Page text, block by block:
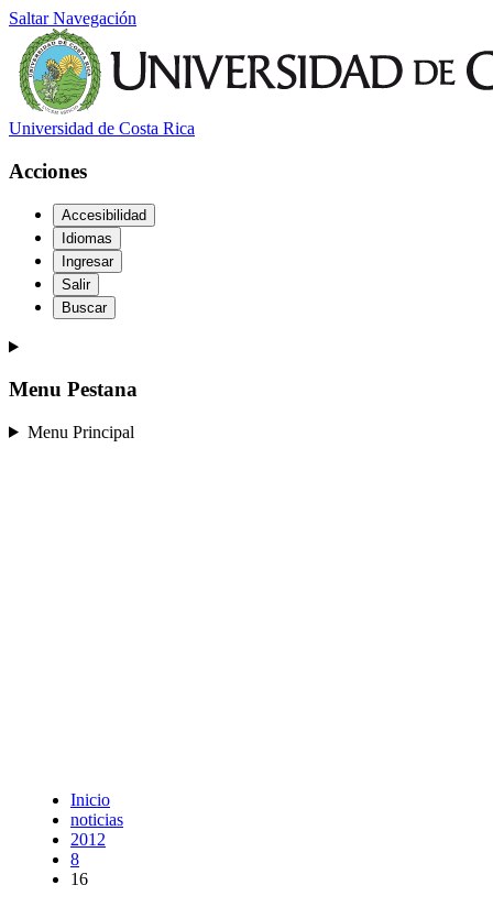
Saltar Navegación
Universidad de Costa Rica
Acciones
Accesibilidad
Idiomas
Ingresar
Salir
Buscar
Menu Pestana
Menu Principal
Inicio
noticias
2012
8
16